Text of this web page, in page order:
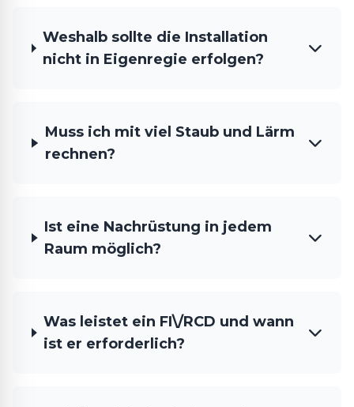
Weshalb sollte die Installation
nicht in Eigenregie erfolgen?
Muss ich mit viel Staub und Lärm
rechnen?
Ist eine Nachrüstung in jedem
Raum möglich?
Was leistet ein FI\/RCD und wann
ist er erforderlich?